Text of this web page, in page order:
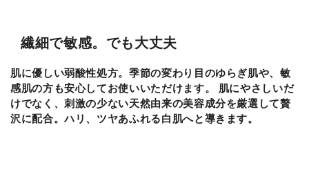
繊細で敏感。でも大丈夫
肌に優しい弱酸性処方。季節の変わり目のゆらぎ肌や、敏
感肌の方も安心してお使いいただけます。 肌にやさしいだ
けでなく、刺激の少ない天然由来の美容成分を厳選して贅
沢に配合。ハリ、ツヤあふれる白肌へと導きます。